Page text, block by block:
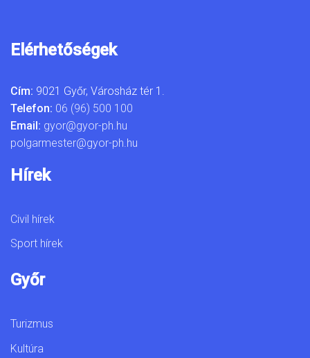
Elérhetőségek
Cím: 9021 Győr, Városház tér 1.
Telefon: 06 (96) 500 100
Email: gyor@gyor-ph.hu
polgarmester@gyor-ph.hu
Hírek
Civil hírek
Sport hírek
Győr
Turizmus
Kultúra